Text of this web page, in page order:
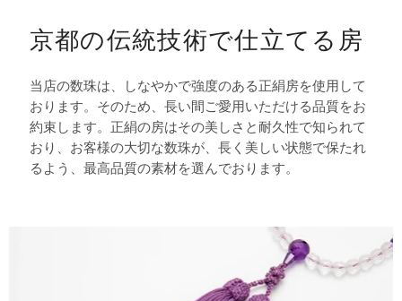
京都の伝統技術で仕立てる房
当店の数珠は、しなやかで強度のある正絹房を使用して
おります。そのため、長い間ご愛用いただける品質をお
約束します。正絹の房はその美しさと耐久性で知られて
おり、お客様の大切な数珠が、長く美しい状態で保たれ
るよう、最高品質の素材を選んでおります。